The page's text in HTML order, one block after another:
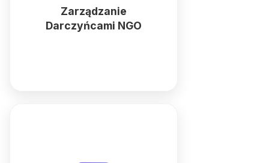
Zarządzanie
Darczyńcami NGO
pomocą AI. Wypróbuj teraz!
Więcej